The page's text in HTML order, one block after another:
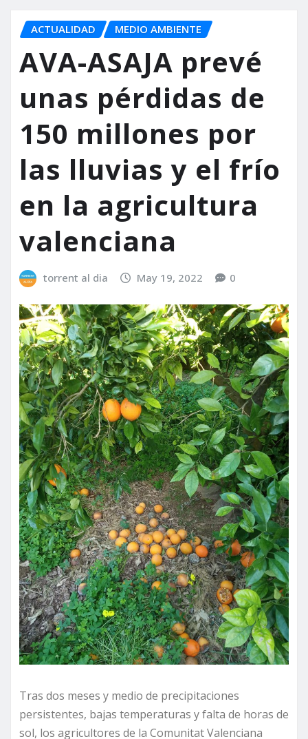
ACTUALIDAD MEDIO AMBIENTE
AVA-ASAJA prevé
unas pérdidas de
150 millones por
las lluvias y el frío
en la agricultura
valenciana
torrent al dia May 19, 2022 0
Tras dos meses y medio de precipitaciones
persistentes, bajas temperaturas y falta de horas de
sol, los agricultores de la Comunitat Valenciana